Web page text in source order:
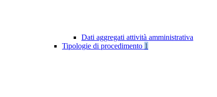
Dati aggregati attività amministrativa
Tipologie di procedimento 1